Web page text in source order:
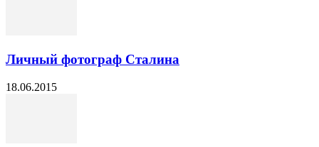
Личный фотограф Сталина
18.06.2015